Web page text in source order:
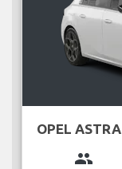
OPEL ASTRA
group